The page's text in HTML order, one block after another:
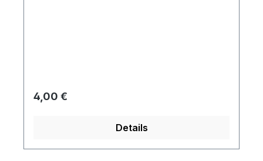
Regulärer Preis:
4,00 €
Details